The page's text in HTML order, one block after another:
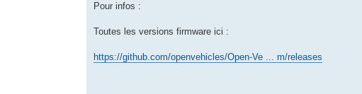
Pour infos :
Toutes les versions firmware ici :
https://github.com/openvehicles/Open-Ve ... m/releases